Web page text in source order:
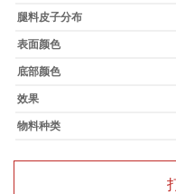
腿料皮子分布
表面颜色
底部颜色
效果
物料种类